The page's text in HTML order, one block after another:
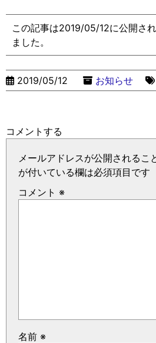
この記事は2019/05/12に公開さ
ました。
2019/05/12 お知らせ
コメントする
メールアドレスが公開されるこ
が付いている欄は必須項目です
コメント ※
名前 ※